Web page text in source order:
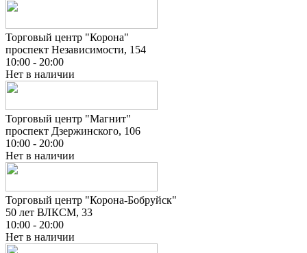
Торговый центр "Корона"
проспект Независимости, 154
10:00 - 20:00
Нет в наличии
Торговый центр "Магнит"
проспект Дзержинского, 106
10:00 - 20:00
Нет в наличии
Торговый центр "Корона-Бобруйск"
50 лет ВЛКСМ, 33
10:00 - 20:00
Нет в наличии